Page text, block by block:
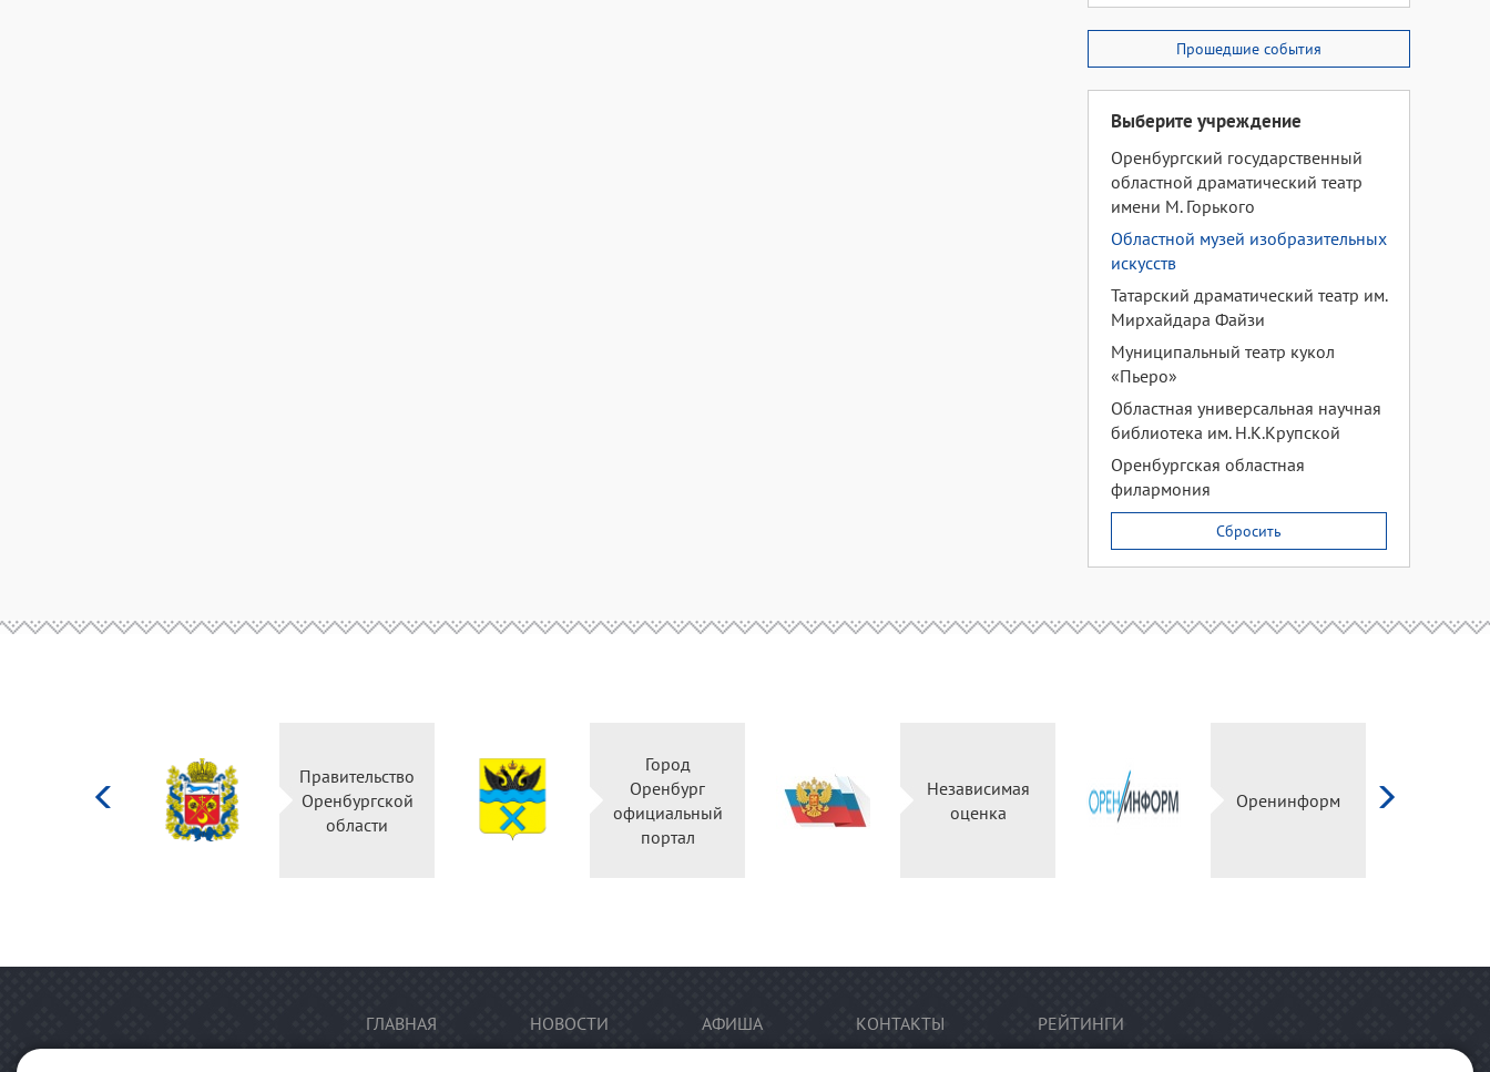
Прошедшие события
Выберите учреждение
Оренбургский государственный
областной драматический театр
имени М. Горького
Областной музей изобразительных
искусств
Татарский драматический театр им.
Мирхайдара Файзи
Муниципальный театр кукол
«Пьеро»
Областная универсальная научная
библиотека им. Н.К.Крупской
Оренбургская областная
филармония
Сбросить
Правительство
Оренбургской
области
Город
Оренбург
официальный
портал
Независимая
оценка
Оренинформ
ГЛАВНАЯ НОВОСТИ АФИША КОНТАКТЫ РЕЙТИНГИ